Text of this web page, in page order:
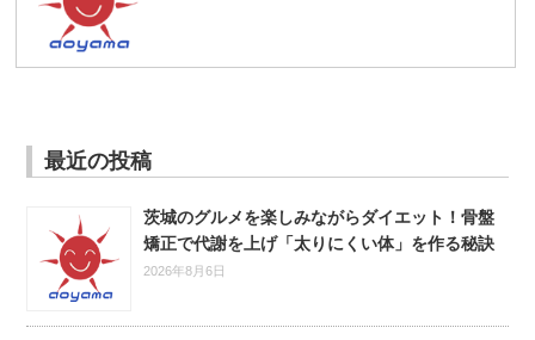
最近の投稿
茨城のグルメを楽しみながらダイエット！骨盤
矯正で代謝を上げ「太りにくい体」を作る秘訣
2026年8月6日